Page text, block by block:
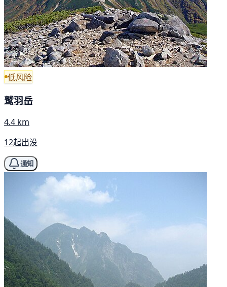
低风险
鹫羽岳
4.4 km
12起出没
通知